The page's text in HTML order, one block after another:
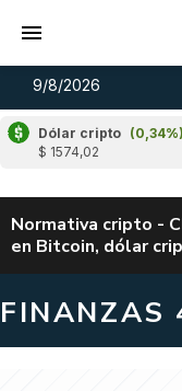
9/8/2026
Dólar cripto (0,34%)
$ 1574,02
Cardano (-
u$s 0,20
Normativa cripto -
en Bitcoin, dólar
FINANZAS